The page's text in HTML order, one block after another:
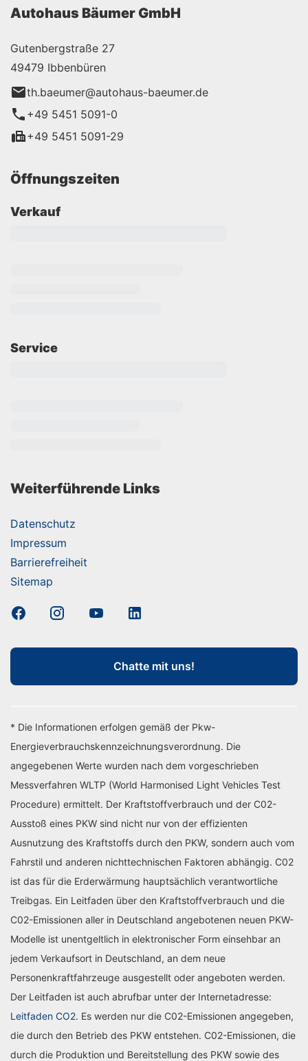
Autohaus Bäumer GmbH
Gutenbergstraße 27
49479 Ibbenbüren
th.baeumer@autohaus-baeumer.de
+49 5451 5091-0
+49 5451 5091-29
Öffnungszeiten
Verkauf
Service
Weiterführende Links
Datenschutz
Impressum
Barrierefreiheit
Sitemap
Chatte mit uns!
* Die Informationen erfolgen gemäß der Pkw-
Energieverbrauchskennzeichnungsverordnung. Die
angegebenen Werte wurden nach dem vorgeschrieben
Messverfahren WLTP (World Harmonised Light Vehicles Test
Procedure) ermittelt. Der Kraftstoffverbrauch und der C02-
Ausstoß eines PKW sind nicht nur von der effizienten
Ausnutzung des Kraftstoffs durch den PKW, sondern auch vom
Fahrstil und anderen nichttechnischen Faktoren abhängig. C02
ist das für die Erderwärmung hauptsächlich verantwortliche
Treibgas. Ein Leitfaden über den Kraftstoffverbrauch und die
C02-Emissionen aller in Deutschland angebotenen neuen PKW-
Modelle ist unentgeltlich in elektronischer Form einsehbar an
jedem Verkaufsort in Deutschland, an dem neue
Personenkraftfahrzeuge ausgestellt oder angeboten werden.
Der Leitfaden ist auch abrufbar unter der Internetadresse:
Leitfaden CO2. Es werden nur die C02-Emissionen angegeben,
die durch den Betrieb des PKW entstehen. C02-Emissionen, die
durch die Produktion und Bereitstellung des PKW sowie des